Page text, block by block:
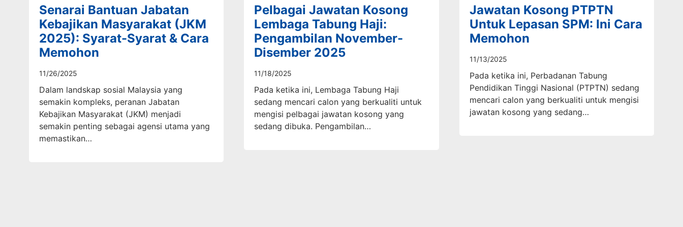
Senarai Bantuan Jabatan
Kebajikan Masyarakat (JKM
2025): Syarat-Syarat & Cara
Memohon
11/26/2025
Dalam landskap sosial Malaysia yang
semakin kompleks, peranan Jabatan
Kebajikan Masyarakat (JKM) menjadi
semakin penting sebagai agensi utama yang
memastikan…
Pelbagai Jawatan Kosong
Lembaga Tabung Haji:
Pengambilan November-
Disember 2025
11/18/2025
Pada ketika ini, Lembaga Tabung Haji
sedang mencari calon yang berkualiti untuk
mengisi pelbagai jawatan kosong yang
sedang dibuka. Pengambilan…
Jawatan Kosong PTPTN
Untuk Lepasan SPM: Ini Cara
Memohon
11/13/2025
Pada ketika ini, Perbadanan Tabung
Pendidikan Tinggi Nasional (PTPTN) sedang
mencari calon yang berkualiti untuk mengisi
jawatan kosong yang sedang…